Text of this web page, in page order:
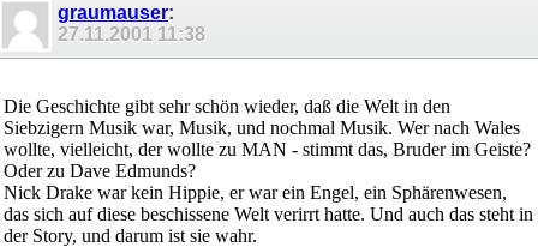
graumauser:
27.11.2001 11:38
Die Geschichte gibt sehr schön wieder, daß die Welt in den
Siebzigern Musik war, Musik, und nochmal Musik. Wer nach Wales
wollte, vielleicht, der wollte zu MAN - stimmt das, Bruder im Geiste?
Oder zu Dave Edmunds?
Nick Drake war kein Hippie, er war ein Engel, ein Sphärenwesen,
das sich auf diese beschissene Welt verirrt hatte. Und auch das steht in
der Story, und darum ist sie wahr.